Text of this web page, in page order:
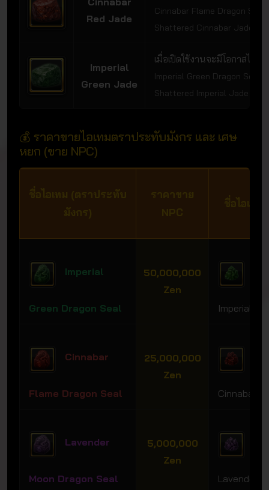
Red Jade
Cinnabar Flame Dragon Seal
Shattered Cinnabar Jade
Imperial
Green Jade
เมื่อเปิดใช้งานจะมีโอกาสได้รับ
Imperial Green Dragon Seal /
Shattered Imperial Jade
💰 ราคาขายไอเทมตราประทับมังกร และ เศษ
หยก (ขาย NPC)
Imperial
Green Dragon Seal
50,000,000
Zen
Imperial
Cinnabar
Flame Dragon Seal
25,000,000
Zen
Cinnabar
Lavender
Moon Dragon Seal
5,000,000
Zen
Lavender